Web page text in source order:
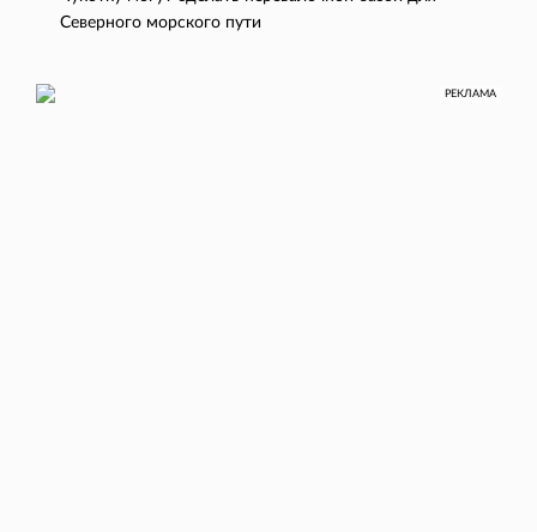
Северного морского пути
РЕКЛАМА